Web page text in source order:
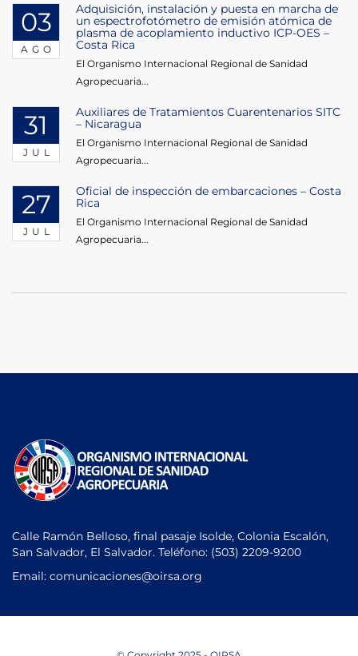
03
AGO
Adquisición, instalación y puesta en marcha de
un espectrofotómetro de emisión atómica de
plasma de acoplamiento inductivo ICP-OES –
Costa Rica
El Organismo Internacional Regional de Sanidad
Agropecuaria...
31
JUL
Auxiliares de Tratamientos Cuarentenarios SITC
– Nicaragua
El Organismo Internacional Regional de Sanidad
Agropecuaria...
27
JUL
Oficial de inspección de embarcaciones – Costa
Rica
El Organismo Internacional Regional de Sanidad
Agropecuaria...
Calle Ramón Belloso, final pasaje Isolde, Colonia Escalón,
San Salvador, El Salvador. Teléfono: (503) 2209-9200
Email: comunicaciones@oirsa.org